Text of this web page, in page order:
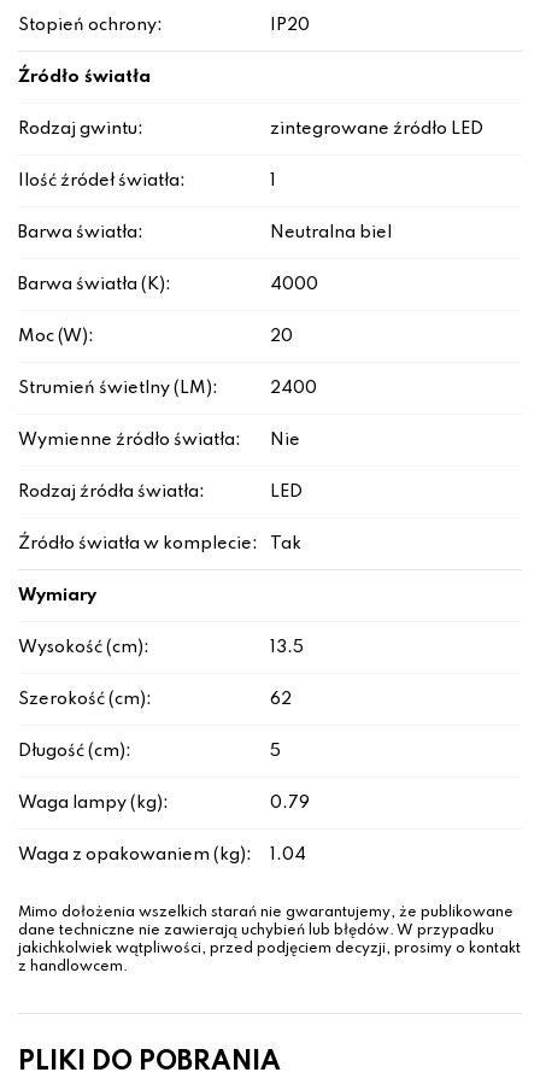
Stopień ochrony: IP20
Źródło światła
Rodzaj gwintu: zintegrowane źródło LED
Ilość źródeł światła:
Barwa światła: Neutralna biel
Barwa światła (K): 4000
Moc (W): 20
Strumień świetlny (LM): 2400
Wymienne źródło światła: Nie
Rodzaj źródła światła: LED
Źródło światła w komplecie: Tak
Wymiary
Wysokość (cm): 13.5
Szerokość (cm): 62
Długość (cm): 5
Waga lampy (kg): 0.79
Waga z opakowaniem (kg): 1.04
Mimo dołożenia wszelkich starań nie gwarantujemy, że publikowane
dane techniczne nie zawierają uchybień lub błędów. W przypadku
jakichkolwiek wątpliwości, przed podjęciem decyzji, prosimy o kontakt
z handlowcem.
PLIKI DO POBRANIA